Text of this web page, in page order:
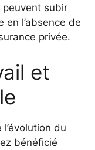
peuvent subir
l’absence de
privée.
et
du
bénéficié